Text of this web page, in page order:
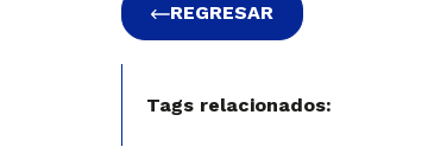
REGRESAR
Tags relacionados: